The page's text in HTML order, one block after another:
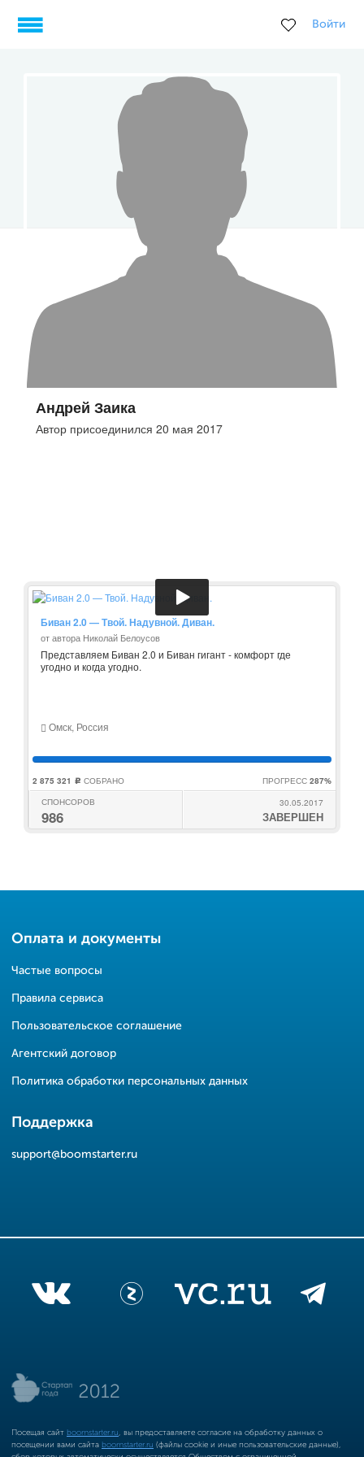
Войти
Андрей Заика
Автор присоединился 20 мая 2017
Биван 2.0 — Твой. Надувной. Диван.
от автора Николай Белоусов
Представляем Биван 2.0 и Биван гигант - комфорт где
угодно и когда угодно.
Омск, Россия
2 875 321 c СОБРАНО ПРОГРЕСС 287%
СПОНСОРОВ
986
30.05.2017
ЗАВЕРШЕН
Оплата и документы
Частые вопросы
Правила сервиса
Пользовательское соглашение
Агентский договор
Политика обработки персональных данных
Поддержка
support@boomstarter.ru
Посещая сайт boomstarter.ru , вы предоставляете согласие на обработку данных о
посещении вами сайта boomstarter.ru (файлы cookie и иные пользовательские данные),